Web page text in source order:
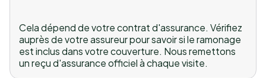
Cela dépend de votre contrat d'assurance. Vérifiez
auprès de votre assureur pour savoir si le ramonage
est inclus dans votre couverture. Nous remettons
un reçu d'assurance officiel à chaque visite.